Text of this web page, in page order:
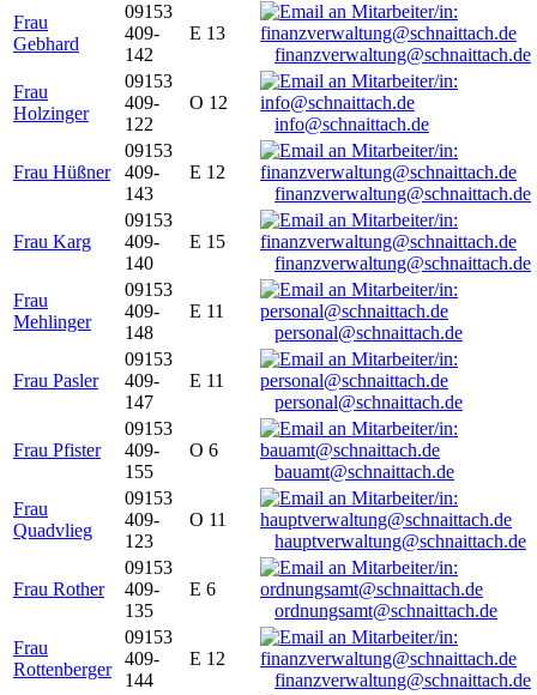
Frau
Gebhard
09153
409-
142
E 13
finanzverwaltung@schnaittach.de
Frau
Holzinger
09153
409-
122
O 12
info@schnaittach.de
Frau Hüßner
09153
409-
143
E 12
finanzverwaltung@schnaittach.de
Frau Karg
09153
409-
140
E 15
finanzverwaltung@schnaittach.de
Frau
Mehlinger
09153
409-
148
E 11
personal@schnaittach.de
Frau Pasler
09153
409-
147
E 11
personal@schnaittach.de
Frau Pfister
09153
409-
155
O 6
bauamt@schnaittach.de
Frau
Quadvlieg
09153
409-
123
O 11
hauptverwaltung@schnaittach.de
Frau Rother
09153
409-
135
E 6
ordnungsamt@schnaittach.de
Frau
Rottenberger
09153
409-
144
E 12
finanzverwaltung@schnaittach.de